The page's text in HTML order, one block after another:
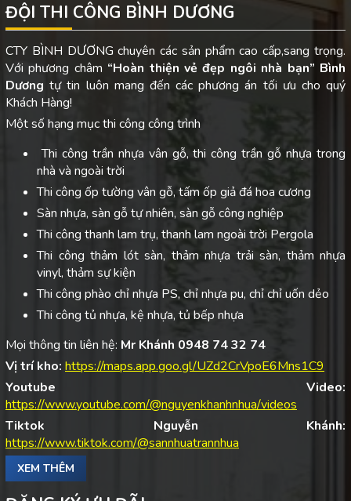
ĐỘI THI CÔNG BÌNH DƯƠNG
CTY BÌNH DƯƠNG chuyên các sản phẩm cao cấp,sang trọng.
Với phương châm “Hoàn thiện vẻ đẹp ngôi nhà bạn” Bình
Dươngtự tin luôn mang đến các phương án tối ưu cho quý
Khách Hàng!
Một số hạng mục thi công công trình
Thi công trần nhựa vân gỗ, thi công trần gỗ nhựa trong
nhà và ngoài trời
Thi công ốp tường vân gỗ, tấm ốp giả đá hoa cương
Sàn nhựa, sàn gỗ tự nhiên, sàn gỗ công nghiệp
Thi công thanh lam trụ, thanh lam ngoài trời Pergola
Thi công thảm lót sàn, thảm nhựa trải sàn, thảm nhựa
vinyl, thảm sự kiện
Thi công phào chỉ nhựa PS, chỉ nhựa pu, chỉ chỉ uốn dẻo
Thi công tủ nhựa, kệ nhựa, tủ bếp nhựa
Mọi thông tin liên hệ: Mr Khánh 0948 74 32 74
Vị trí kho: https://maps.app.goo.gl/UZd2CrVpoE6Mns1C9
Youtube Video:
https://www.youtube.com/@nguyenkhanhnhua/videos
Tiktok Nguyễn Khánh:
https://www.tiktok.com/@sannhuatrannhua
XEM THÊM